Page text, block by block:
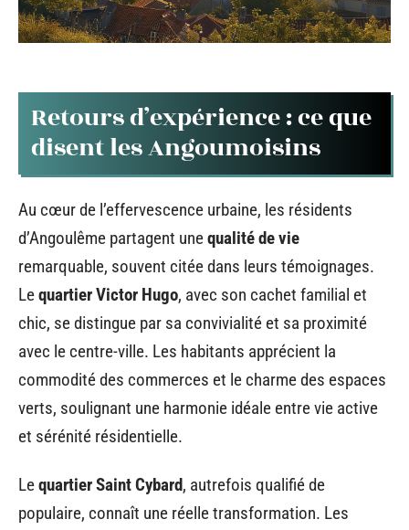
Retours d’expérience : ce que
disent les Angoumoisins
Au cœur de l’effervescence urbaine, les résidents
d’Angoulême partagent unequalité de vie
remarquable, souvent citée dans leurs témoignages.
Lequartier Victor Hugo, avec son cachet familial et
chic, se distingue par sa convivialité et sa proximité
avec le centre-ville. Les habitants apprécient la
commodité des commerces et le charme des espaces
verts, soulignant une harmonie idéale entre vie active
et sérénité résidentielle.
Lequartier Saint Cybard, autrefois qualifié de
populaire, connaît une réelle transformation. Les